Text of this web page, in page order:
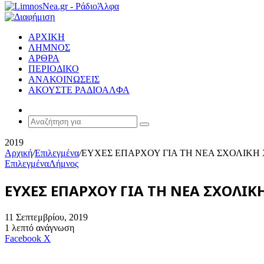
ΑΡΧΙΚΗ
ΛΗΜΝΟΣ
ΑΡΘΡΑ
ΠΕΡΙΟΔΙΚΟ
ΑΝΑΚΟΙΝΩΣΕΙΣ
ΑΚΟΥΣΤΕ ΡΑΔΙΟΑΛΦΑ
Article
Αναζήτηση
2019
Αρχική/Επιλεγμένα/ΕΥΧΕΣ ΕΠΑΡΧΟΥ ΓΙΑ ΤΗ ΝΕΑ ΣΧΟΛΙΚΗ
ΕπιλεγμέναΛήμνος
ΕΥΧΕΣ ΕΠΑΡΧΟΥ ΓΙΑ ΤΗ ΝΕΑ
11 Σεπτεμβρίου, 2019
1 λεπτό ανάγνωση
Facebook X